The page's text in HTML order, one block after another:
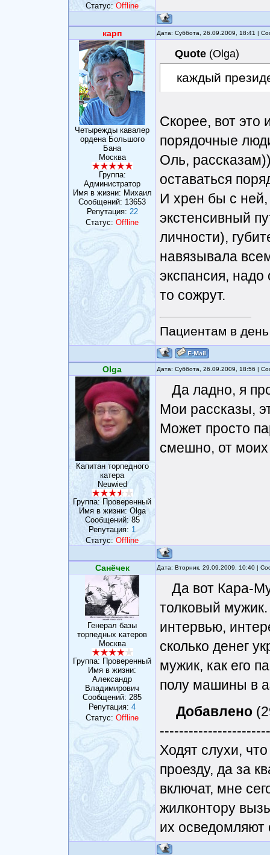
Статус:Offline
карп Дата: Суббота, 26.09.2009, 18:41 |
Четырежды кавалер
ордена Большого
Бана
Москва
Группа:
Администратор
Имя в жизни: Михаил
Сообщений: 13653
Репутация: 22
Статус: Offline
Quote (Olga)
каждый
Скорее, вот это
порядочные
Оль,
оставаться
И хрен бы с
экстенсивный
личности),
навязывала
экспансия, надо
то сожрут.
Пациентам в
Olga Дата: Суббота, 26.09.2009, 18:56 |
Капитан торпедного
катера
Neuwied
Группа: Проверенный
Имя в жизни: Olga
Сообщений:85
Репутация: 1
Статус:Offline
Да ладно, я
Мои рассказы,
Может просто
смешно, от
Санёчек Дата: Вторник, 29.09.2009, 10:40 |
Генерал базы
торпедных катеров
Москва
Группа: Проверенный
Имя в жизни:
Александр
Владимирович
Сообщений: 285
Репутация: 4
Статус: Offline
Да вот Кара-
толковый
интервью,
сколько денег
мужик, как его
полу машины в
Добавлено
Ходят слухи,
проезду, да за
включат, мне
жилконтору
их